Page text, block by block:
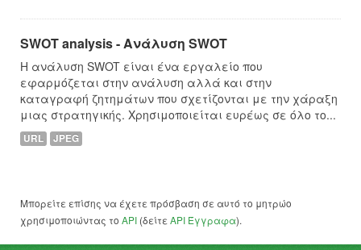
SWOT analysis - Ανάλυση SWOT
Η ανάλυση SWOT είναι ένα εργαλείο που
εφαρμόζεται στην ανάλυση αλλά και στην
καταγραφή ζητημάτων που σχετίζονται με την χάραξη
μιας στρατηγικής. Χρησιμοποιείται ευρέως σε όλο το...
URL JPEG
Μπορείτε επίσης να έχετε πρόσβαση σε αυτό το μητρώο
χρησιμοποιώντας το API (δείτε API Έγγραφα).